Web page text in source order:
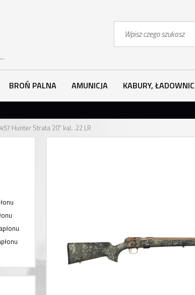
BROŃ PALNA AMUNICJA KABURY,
Hunter Strata 20" kal. .22 LR